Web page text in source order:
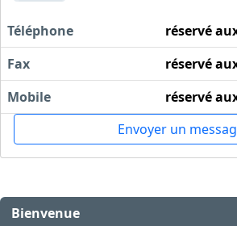
Téléphone
réservé
Fax
réservé
Mobile
réservé
Envoyer un
Bienvenue